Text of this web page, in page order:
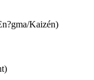
Kaizén)